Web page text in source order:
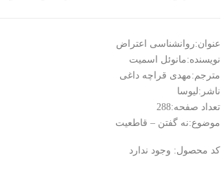
عنوان:روانشناسی اعتراض
نویسنده:مانوئل اسمیت
مترجم:مهدی قراچه داغی
ناشر:لیوسا
تعداد صفحه:288
موضوع:نه گفتن – قاطعیت
کد محصول: وجود ندارد